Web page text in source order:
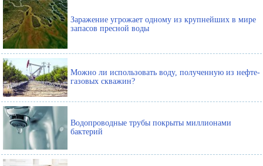
Заражение угрожает одному из крупнейших в мире
запасов пресной воды
Можно ли использовать воду, полученную из нефте-
газовых скважин?
Водопроводные трубы покрыты миллионами
бактерий